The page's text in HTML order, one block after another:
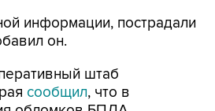
информации, пострадали
он.
штаб
сообщил, что в